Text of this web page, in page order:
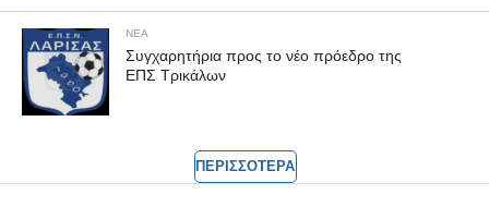
ΝΕΑ
Συγχαρητήρια προς το νέο πρόεδρο της
ΕΠΣ Τρικάλων
ΠΕΡΙΣΣΟΤΕΡΑ